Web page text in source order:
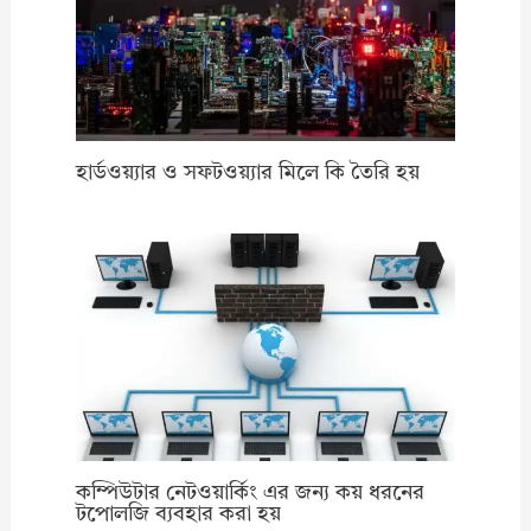
হার্ডওয়্যার ও সফটওয়্যার মিলে কি তৈরি হয়
কম্পিউটার নেটওয়ার্কিং এর জন্য কয় ধরনের
টপোলজি ব্যবহার করা হয়